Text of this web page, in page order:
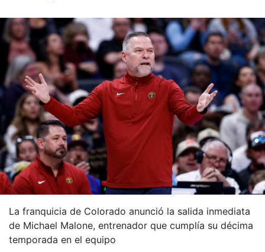
La franquicia de Colorado anunció la salida inmediata
de Michael Malone, entrenador que cumplía su décima
temporada en el equipo